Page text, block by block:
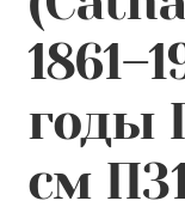
годы
см